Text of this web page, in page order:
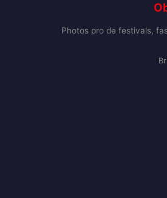
Photos pro de festivals,